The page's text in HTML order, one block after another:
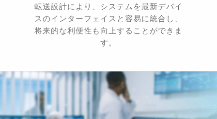
転送設計により、システムを最新デバイ
スのインターフェイスと容易に統合し、
将来的な利便性も向上することができま
す。